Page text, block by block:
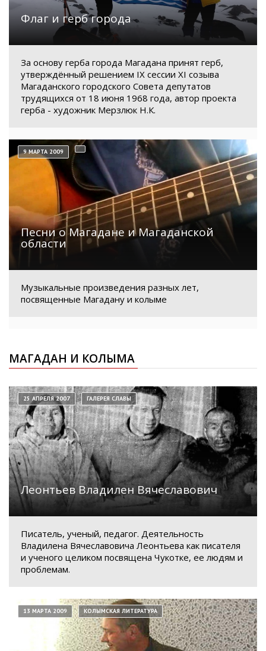
Флаг и герб города
За основу герба города Магадана принят герб,
утверждённый решением IX сессии XI созыва
Магаданского городского Совета депутатов
трудящихся от 18 июня 1968 года, автор проекта
герба - художник Мерзлюк Н.К.
Песни о Магадане и Магаданской
области
9 МАРТА 2009
Музыкальные произведения разных лет,
посвященные Магадану и колыме
МАГАДАН И КОЛЫМА
Леонтьев Владилен Вячеславович
25 АПРЕЛЯ 2007 ГАЛЕРЕЯ СЛАВЫ
Писатель, ученый, педагог. Деятельность
Владилена Вячеславовича Леонтьева как писателя
и ученого целиком посвящена Чукотке, ее людям и
проблемам.
13 МАРТА 2009 КОЛЫМСКАЯ ЛИТЕРАТУРА